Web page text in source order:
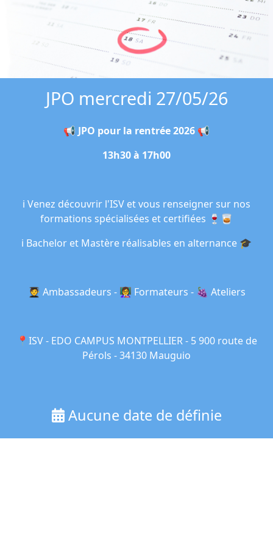
JPO mercredi 27/05/26
📢 JPO pour la rentrée 2026 📢
13h30 à 17h00
ℹ️ Venez découvrir l'ISV et vous renseigner sur nos
formations spécialisées et certifiées 🍷🥃
ℹ️ Bachelor et Mastère réalisables en alternance 🎓
🧑‍🎓 Ambassadeurs - 👩‍🏫 Formateurs - 🍇 Ateliers
📍ISV - EDO CAMPUS MONTPELLIER - 5 900 route de
Pérols - 34130 Mauguio
Aucune date de définie